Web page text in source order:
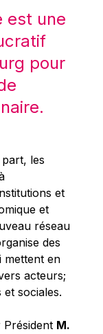
est une
pour
les
et
et
réseau
des
mettent en
acteurs;
sociales.
Président M.